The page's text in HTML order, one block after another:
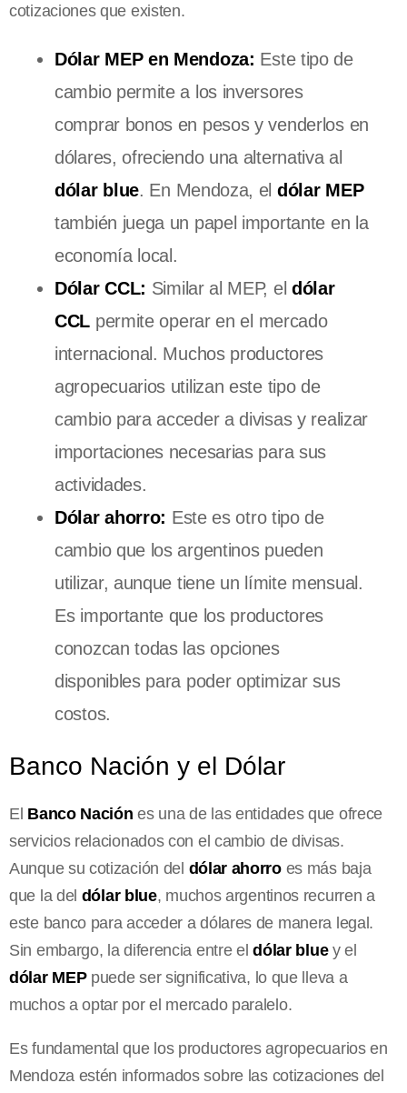
cotizaciones que existen.
Dólar MEP en Mendoza: Este tipo de
cambio permite a los inversores
comprar bonos en pesos y venderlos en
dólares, ofreciendo una alternativa al
dólar blue. En Mendoza, el dólar MEP
también juega un papel importante en la
economía local.
Dólar CCL: Similar al MEP, el dólar
CCL permite operar en el mercado
internacional. Muchos productores
agropecuarios utilizan este tipo de
cambio para acceder a divisas y realizar
importaciones necesarias para sus
actividades.
Dólar ahorro: Este es otro tipo de
cambio que los argentinos pueden
utilizar, aunque tiene un límite mensual.
Es importante que los productores
conozcan todas las opciones
disponibles para poder optimizar sus
costos.
Banco Nación y el Dólar
El Banco Nación es una de las entidades que ofrece
servicios relacionados con el cambio de divisas.
Aunque su cotización del dólar ahorroes más baja
que la del dólar blue, muchos argentinos recurren a
este banco para acceder a dólares de manera legal.
Sin embargo, la diferencia entre eldólar bluey el
dólar MEPpuede ser significativa, lo que lleva a
muchos a optar por el mercado paralelo.
Es fundamental que los productores agropecuarios en
Mendoza estén informados sobre las cotizaciones del